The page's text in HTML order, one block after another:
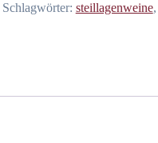
Schlagwörter: steillagenweine,